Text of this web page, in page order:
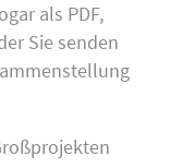
als PDF,
Sie senden